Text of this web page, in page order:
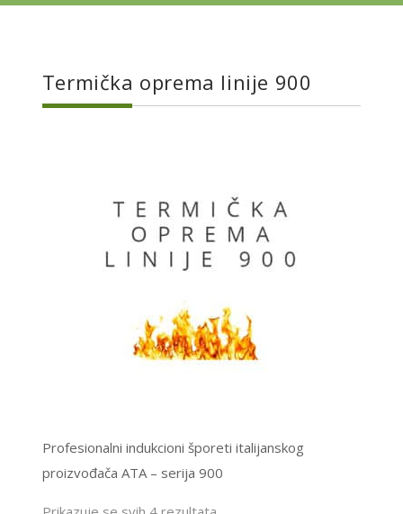
Termička oprema linije 900
Profesionalni indukcioni šporeti italijanskog
proizvođača ATA – serija 900